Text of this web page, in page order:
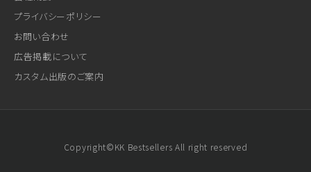
プライバシーポリシー
お問い合わせ
広告掲載について
カスタム出版のご案内
Copyright©KK Bestsellers All right reserved